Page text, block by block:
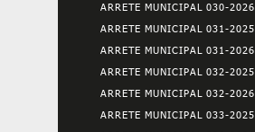
ARRETE MUNICIPAL 030-2026
ARRETE MUNICIPAL 031-2025
ARRETE MUNICIPAL 031-2026
ARRETE MUNICIPAL 032-2025
ARRETE MUNICIPAL 032-2026
ARRETE MUNICIPAL 033-2025